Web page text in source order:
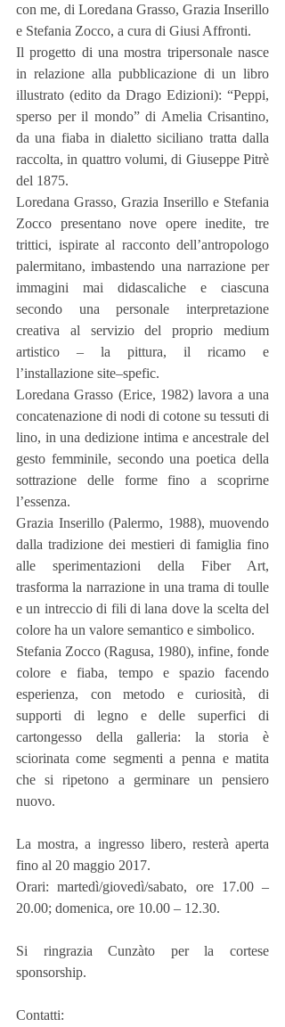
con me, di Loredana Grasso, Grazia Inserillo
e Stefania Zocco, a cura di Giusi Affronti.
Il progetto di una mostra tripersonale nasce
in relazione alla pubblicazione di un libro
illustrato (edito da Drago Edizioni): “Peppi,
sperso per il mondo” di Amelia Crisantino,
da una fiaba in dialetto siciliano tratta dalla
raccolta, in quattro volumi, di Giuseppe Pitrè
del 1875.
Loredana Grasso, Grazia Inserillo e Stefania
Zocco presentano nove opere inedite, tre
trittici, ispirate al racconto dell’antropologo
palermitano, imbastendo una narrazione per
immagini mai didascaliche e ciascuna
secondo una personale interpretazione
creativa al servizio del proprio medium
artistico – la pittura, il ricamo e
l’installazione site–spefic.
Loredana Grasso (Erice, 1982) lavora a una
concatenazione di nodi di cotone su tessuti di
lino, in una dedizione intima e ancestrale del
gesto femminile, secondo una poetica della
sottrazione delle forme fino a scoprirne
l’essenza.
Grazia Inserillo (Palermo, 1988), muovendo
dalla tradizione dei mestieri di famiglia fino
alle sperimentazioni della Fiber Art,
trasforma la narrazione in una trama di toulle
e un intreccio di fili di lana dove la scelta del
colore ha un valore semantico e simbolico.
Stefania Zocco (Ragusa, 1980), infine, fonde
colore e fiaba, tempo e spazio facendo
esperienza, con metodo e curiosità, di
supporti di legno e delle superfici di
cartongesso della galleria: la storia è
sciorinata come segmenti a penna e matita
che si ripetono a germinare un pensiero
nuovo.
La mostra, a ingresso libero, resterà aperta
fino al 20 maggio 2017.
Orari: martedì/giovedì/sabato, ore 17.00 –
20.00; domenica, ore 10.00 – 12.30.
Si ringrazia Cunzàto per la cortese
sponsorship.
Contatti: